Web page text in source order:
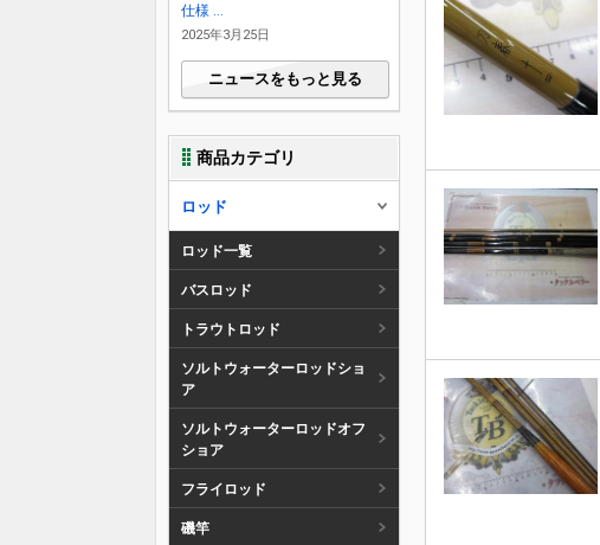
仕様 ...
2025年3月25日
ニュースをもっと見る
商品カテゴリ
ロッド
ロッド一覧
バスロッド
トラウトロッド
ソルトウォーターロッドショ
ア
ソルトウォーターロッドオフ
ショア
フライロッド
磯竿